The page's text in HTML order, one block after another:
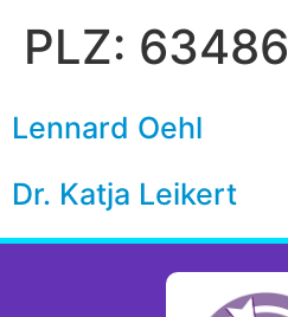
PLZ: 63486
Lennard Oehl
Dr. Katja Leikert